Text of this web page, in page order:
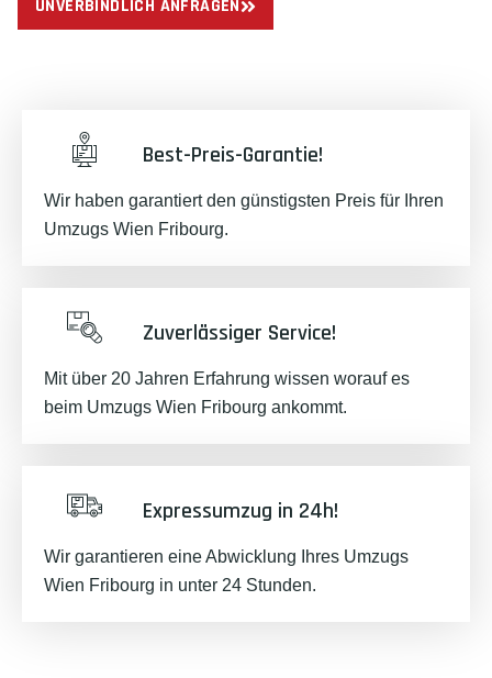
UNVERBINDLICH ANFRAGEN
Best-Preis-Garantie!
Wir haben garantiert den günstigsten Preis für Ihren
Umzugs Wien Fribourg.
Zuverlässiger Service!
Mit über 20 Jahren Erfahrung wissen worauf es
beim Umzugs Wien Fribourg ankommt.
Expressumzug in 24h!
Wir garantieren eine Abwicklung Ihres Umzugs
Wien Fribourg in unter 24 Stunden.